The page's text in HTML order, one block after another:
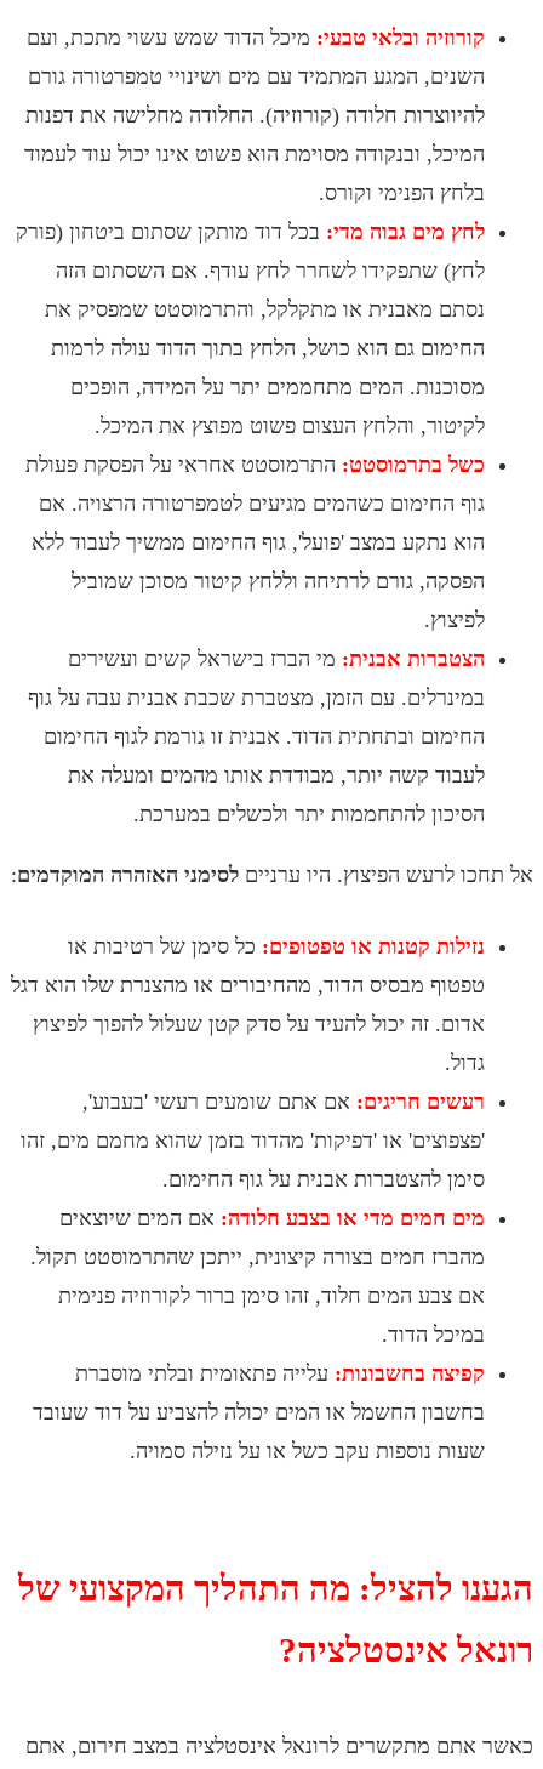
ובלאי טבעי:מיכל הדוד שמש עשוי מתכת, ועם
המגע המתמיד עם מים ושינויי טמפרטורה גורם
חלודה (קורוזיה). החלודה מחלישה את דפנות
ובנקודה מסוימת הוא פשוט אינו יכול עוד לעמוד
הפנימי וקורס.
מים גבוה מדי:בכל דוד מותקן שסתום ביטחון (פורק
שתפקידו לשחרר לחץ עודף. אם השסתום הזה
מאבנית או מתקלקל, והתרמוסטט שמפסיק את
גם הוא כושל, הלחץ בתוך הדוד עולה לרמות
המים מתחממים יתר על המידה, הופכים
והלחץ העצום פשוט מפוצץ את המיכל.
בתרמוסטט:התרמוסטט אחראי על הפסקת פעולת
החימום כשהמים מגיעים לטמפרטורה הרצויה. אם
נתקע במצב 'פועל', גוף החימום ממשיך לעבוד ללא
גורם לרתיחה וללחץ קיטור מסוכן שמוביל
אבנית:מי הברז בישראל קשים ועשירים
עם הזמן, מצטברת שכבת אבנית עבה על גוף
ובתחתית הדוד. אבנית זו גורמת לגוף החימום
קשה יותר, מבודדת אותו מהמים ומעלה את
להתחממות יתר ולכשלים במערכת.
לרעש הפיצוץ. היו ערנייםלסימני האזהרה המוקדמים:
קטנות או טפטופים:כל סימן של רטיבות או
מבסיס הדוד, מהחיבורים או מהצנרת שלו הוא דגל
זה יכול להעיד על סדק קטן שעלול להפוך לפיצוץ
חריגים: אם אתם שומעים רעשי 'בעבוע',
או 'דפיקות' מהדוד בזמן שהוא מחמם מים, זהו
להצטברות אבנית על גוף החימום.
חמים מדי או בצבע חלודה:אם המים שיוצאים
חמים בצורה קיצונית, ייתכן שהתרמוסטט תקול.
צבע המים חלוד, זהו סימן ברור לקורוזיה פנימית
הדוד.
בחשבונות:עלייה פתאומית ובלתי מוסברת
החשמל או המים יכולה להצביע על דוד שעובד
נוספות עקב כשל או על נזילה סמויה.
להציל: מה התהליך המקצועי של
אינסטלציה?
מתקשרים לרונאל אינסטלציה במצב חירום, אתם